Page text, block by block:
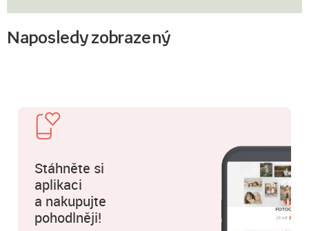
Naposledy zobrazený
Stáhněte si
aplikaci
a nakupujte
pohodlněji!